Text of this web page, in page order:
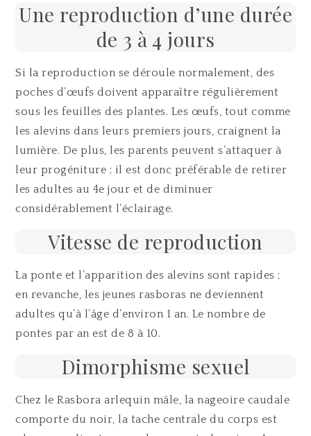
Une reproduction d’une durée
de 3 à 4 jours
Si la reproduction se déroule normalement, des
poches d’œufs doivent apparaître régulièrement
sous les feuilles des plantes. Les œufs, tout comme
les alevins dans leurs premiers jours, craignent la
lumière. De plus, les parents peuvent s’attaquer à
leur progéniture ; il est donc préférable de retirer
les adultes au 4e jour et de diminuer
considérablement l’éclairage.
Vitesse de reproduction
La ponte et l’apparition des alevins sont rapides ;
en revanche, les jeunes rasboras ne deviennent
adultes qu’à l’âge d’environ 1 an. Le nombre de
pontes par an est de 8 à 10.
Dimorphisme sexuel
Chez le Rasbora arlequin mâle, la nageoire caudale
comporte du noir, la tache centrale du corps est